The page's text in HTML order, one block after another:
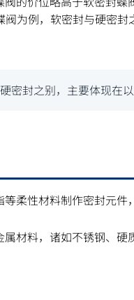
为例，软密封与硬密
密封之别，主要体现在以
柔性材料制作密封元件
材料，诸如不锈钢、